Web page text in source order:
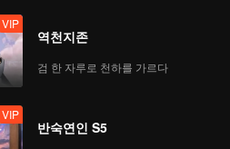
VIP
역천지존
검 한 자루로 천하를 가르다
VIP
반숙연인 S5